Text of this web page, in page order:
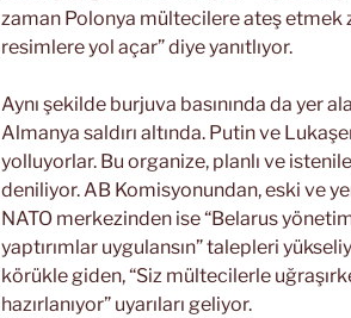
zaman Polonya mültecilere ateş etmek
resimlere yol açar” diye yanıtlıyor.
Aynı şekilde burjuva basınında da yer
Almanya saldırı altında. Putin ve
yolluyorlar. Bu organize, planlı ve
deniliyor. AB Komisyonundan, eski ve
NATO merkezinden ise “Belarus
yaptırımlar uygulansın” talepleri
körükle giden, “Siz mültecilerle
hazırlanıyor” uyarıları geliyor.